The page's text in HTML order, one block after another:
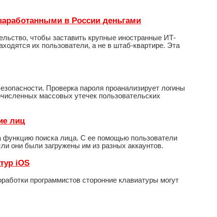
в России деньгами
чтобы заставить крупные иностранные ИТ-
их пользователи, а не в штаб-квартире. Эта
Проверка пароля проанализирует логины
массовых утечек пользовательских
лиц
поиска лица. С ее помощью пользователи
они были загружены им из разных аккаунтов.
iOS
программистов сторонние клавиатуры могут